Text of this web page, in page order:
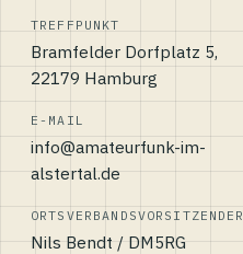
TREFFPUNKT
Bramfelder Dorfplatz 5,
22179 Hamburg
E-MAIL
info@amateurfunk-im-
alstertal.de
ORTSVERBANDSVORSITZENDER
Nils Bendt / DM5RG